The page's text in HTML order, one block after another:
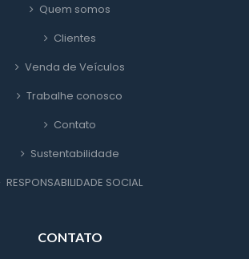
Quem somo
Cliente
Venda de Veículo
Trabalhe conosco
Contato
Sustentabilidade
RESPONSABILIDADE SOCIAL
CONTATO